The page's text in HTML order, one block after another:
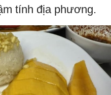
tính địa phương.